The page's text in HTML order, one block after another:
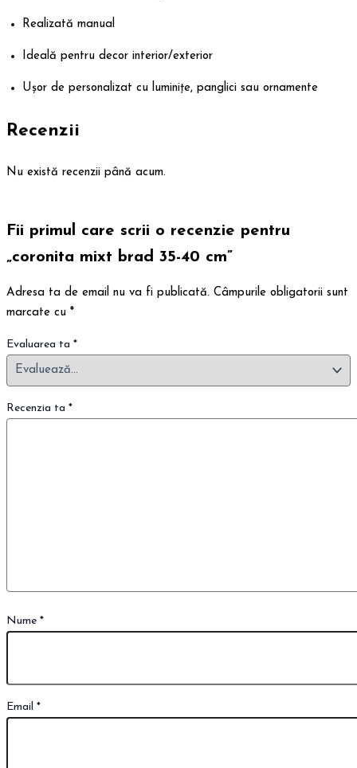
Realizată manual
Ideală pentru decor interior/exterior
Ușor de personalizat cu luminițe, panglici sau ornamente
Recenzii
Nu există recenzii până acum.
Fii primul care scrii o recenzie pentru
„coronita mixt brad 35-40 cm”
Adresa ta de email nu va fi publicată. Câmpurile obligatorii sunt
marcate cu *
Evaluarea ta *
Recenzia ta *
Nume *
Email *